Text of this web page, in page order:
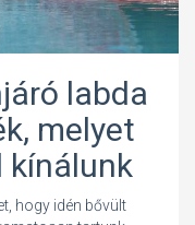
labda
melyet
kínálunk
hogy idén bővült